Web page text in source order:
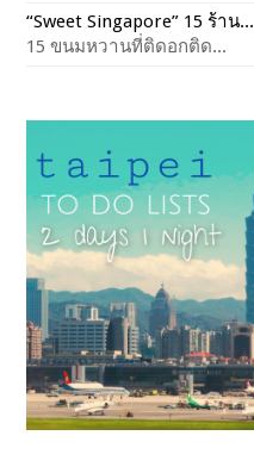
“Sweet Singapore” 15 ร้าน...
15 ขนมหวานที่ติดอกติด...